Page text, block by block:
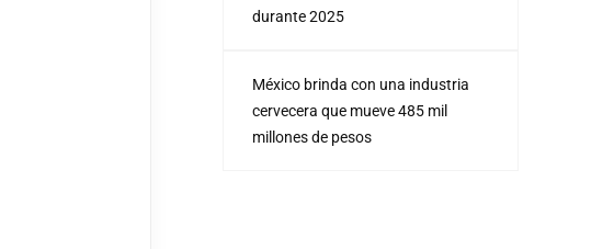
durante 2025
México brinda con una industria
cervecera que mueve 485 mil
millones de pesos